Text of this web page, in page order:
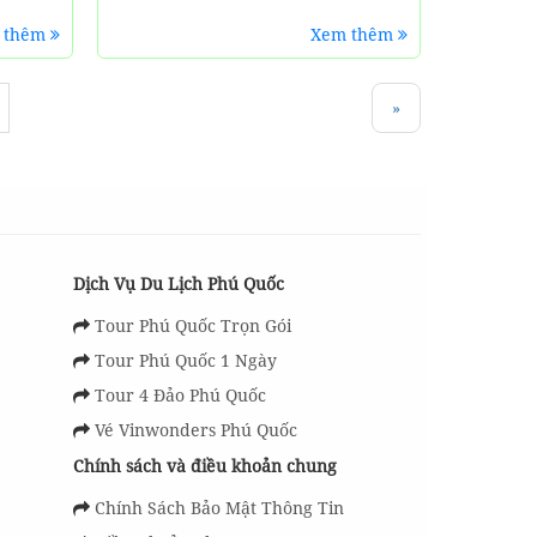
thêm Xem thêm
»
Dịch Vụ Du Lịch Phú Quốc
Tour Phú Quốc Trọn Gói
Tour Phú Quốc 1 Ngày
Tour 4 Đảo Phú Quốc
Vé Vinwonders Phú Quốc
Chính sách và điều khoản chung
Chính Sách Bảo Mật Thông Tin